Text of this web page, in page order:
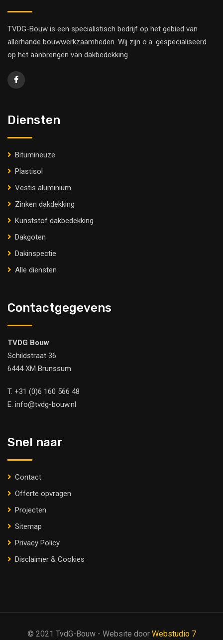
TVDG-Bouw is een specialistisch bedrijf op het gebied van
allerhande bouwwerkzaamheden. Wij zijn o.a. gespecialiseerd
op het aanbrengen van dakbedekking.
Diensten
Bitumineuze
Plastisol
Vestis aluminium
Zinken dakdekking
Kunststof dakbedekking
Dakgoten
Dakinspectie
Alle diensten
Contactgegevens
TVDG Bouw
Schildstraat 36
6444 XM Brunssum
T. +31 (0)6 160 566 48
E. info@tvdg-bouw.nl
Snel naar
Contact
Offerte opvragen
Projecten
Sitemap
Privacy Policy
Disclaimer & Cookies
© 2021 TvdG-Bouw - Website door Webstudio 7